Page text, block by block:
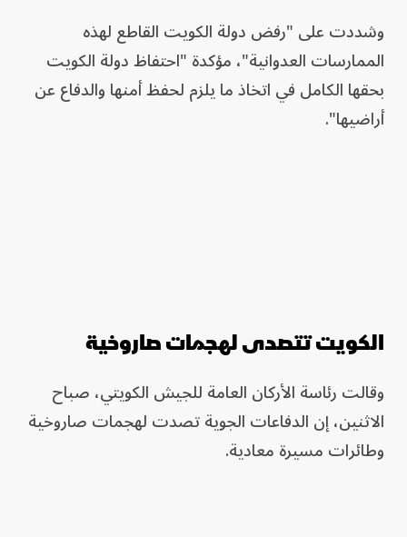
وشددت على "رفض دولة الكويت القاطع لهذه
الممارسات العدوانية"، مؤكدة "احتفاظ دولة الكويت
بحقها الكامل في اتخاذ ما يلزم لحفظ أمنها والدفاع عن
أراضيها".
الكويت تتصدى لهجمات صاروخية
وقالت رئاسة الأركان العامة للجيش الكويتي، صباح
الاثنين، إن الدفاعات الجوية تصدت لهجمات صاروخية
وطائرات مسيرة معادية.